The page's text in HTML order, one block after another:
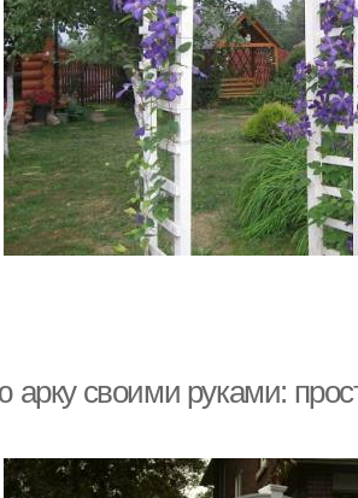
арку своими руками: